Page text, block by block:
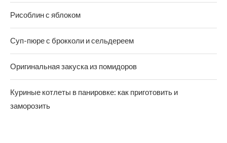
Рисоблин с яблоком
Суп-пюре с брокколи и сельдереем
Оригинальная закуска из помидоров
Куриные котлеты в панировке: как приготовить и
заморозить